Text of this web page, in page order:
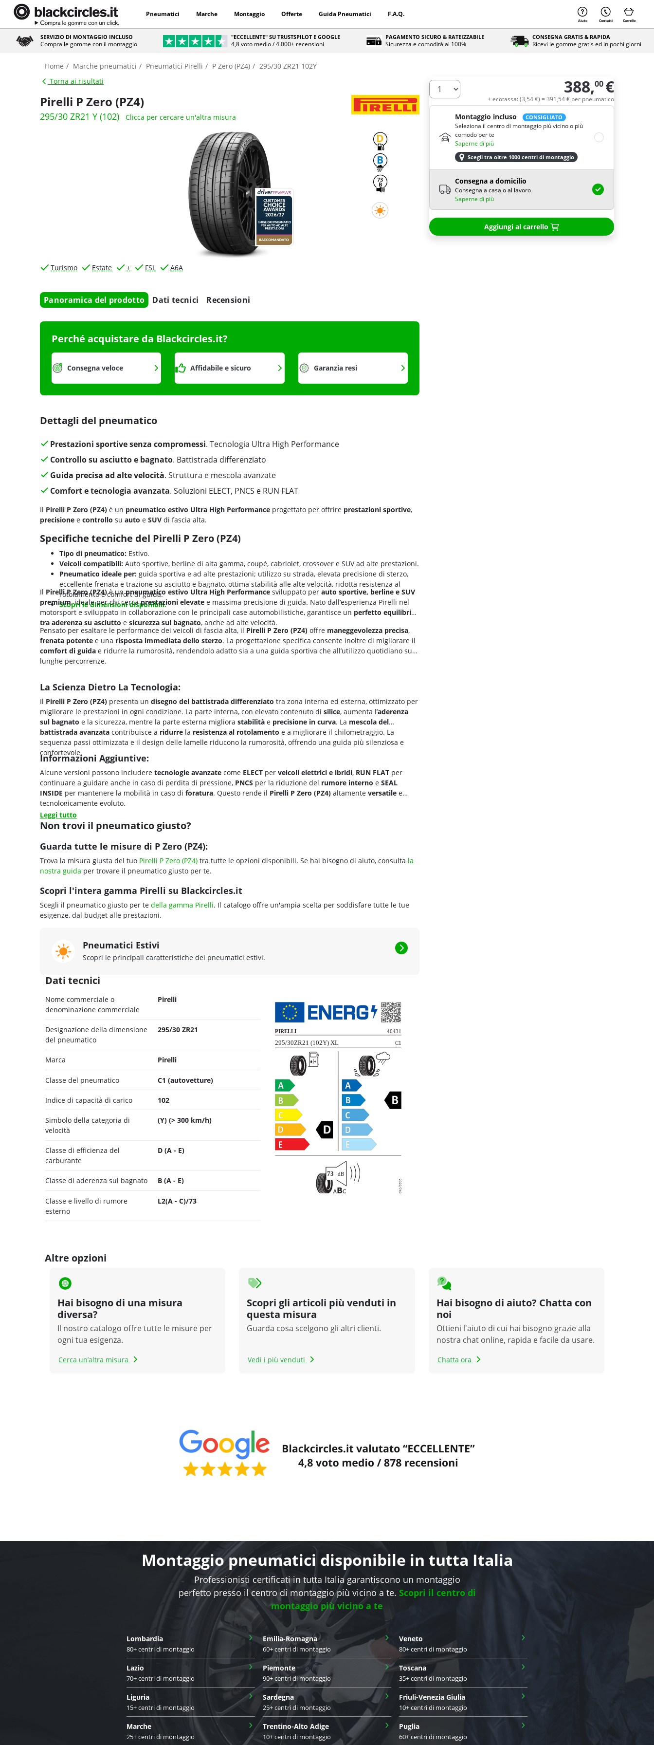
Pneumatici Marche Montaggio Offerte Guida Pneumatici F.A.Q.
Aiuto Contatti Carrello
SERVIZIO DI MONTAGGIO INCLUSO
Compra le gomme con il montaggio
"ECCELLENTE" SU TRUSTSPILOT E GOOGLE
4,8 voto medio / 4.000+ recensioni
PAGAMENTO SICURO & RATEIZZABILE
Sicurezza e comodità al 100%
CONSEGNA GRATIS & RAPIDA
Ricevi le gomme gratis ed in pochi giorni
Home Marche pneumatici Pneumatici Pirelli P Zero (PZ4)
295/30 ZR21 102Y
Torna ai risultati
Pirelli P Zero (PZ4)
295/30 ZR21 Y (102) Clicca per cercare un'altra misura
D
B
73
B
Turismo Estate + FSL A6A
Panoramica del prodotto Dati tecnici Recensioni
Perché acquistare da Blackcircles.it?
Consegna veloce Affidabile e sicuro Garanzia resi
Dettagli del pneumatico
Prestazioni sportive senza compromessi. Tecnologia Ultra High Performance
Controllo su asciutto e bagnato. Battistrada differenziato
Guida precisa ad alte velocità. Struttura e mescola avanzate
Comfort e tecnologia avanzata. Soluzioni ELECT, PNCS e RUN FLAT
Il Pirelli P Zero (PZ4) è un pneumatico estivo Ultra High Performance progettato per offrire prestazioni sportive,
precisione e controllo su auto e SUV di fascia alta.
Specifiche tecniche del Pirelli P Zero (PZ4)
Tipo di pneumatico: Estivo.
Veicoli compatibili: Auto sportive, berline di alta gamma, coupé, cabriolet, crossover e SUV ad alte prestazioni.
Pneumatico ideale per: guida sportiva e ad alte prestazioni; utilizzo su strada, elevata precisione di sterzo,
eccellente frenata e trazione su asciutto e bagnato, ottima stabilità alle alte velocità, ridotta resistenza al
rotolamento e comfort di guida.
Scopri le dimensioni disponibili.
Il Pirelli P Zero (PZ4)è unpneumatico estivo Ultra High Performance sviluppato per auto sportive, berline e SUV
premium, ideale per chi cercaprestazioni elevate e massima precisione di guida. Nato dall’esperienza Pirelli nel
motorsport e sviluppato in collaborazione con le principali case automobilistiche, garantisce un perfetto equilibrio
tra aderenza su asciutto e sicurezza sul bagnato, anche ad alte velocità.
Pensato per esaltare le performance dei veicoli di fascia alta, il Pirelli P Zero (PZ4) offre maneggevolezza precisa,
frenata potente e una risposta immediata dello sterzo. La progettazione specifica consente inoltre di migliorare il
comfort di guida e ridurre la rumorosità, rendendolo adatto sia a una guida sportiva che all’utilizzo quotidiano su
lunghe percorrenze.
La Scienza Dietro La Tecnologia:
Il Pirelli P Zero (PZ4) presenta un disegno del battistrada differenziato tra zona interna ed esterna, ottimizzato per
migliorare le prestazioni in ogni condizione. La parte interna, con elevato contenuto di silice, aumenta l’aderenza
sul bagnato e la sicurezza, mentre la parte esterna migliora stabilità e precisione in curva. La mescola del
battistrada avanzata contribuisce a ridurre la resistenza al rotolamento e a migliorare il chilometraggio. La
sequenza passi ottimizzata e il design delle lamelle riducono la rumorosità, offrendo una guida più silenziosa e
confortevole.
Informazioni Aggiuntive:
Alcune versioni possono includere tecnologie avanzate come ELECT per veicoli elettrici e ibridi, RUN FLAT per
continuare a guidare anche in caso di perdita di pressione, PNCS per la riduzione del rumore interno e SEAL
INSIDE per mantenere la mobilità in caso di foratura. Questo rende il Pirelli P Zero (PZ4) altamente versatile e
tecnologicamente evoluto.
Leggi tutto
Non trovi il pneumatico giusto?
Guarda tutte le misure di P Zero (PZ4):
Trova la misura giusta del tuo Pirelli P Zero (PZ4) tra tutte le opzioni disponibili. Se hai bisogno di aiuto, consulta la
nostra guida per trovare il pneumatico giusto per te.
Scopri l'intera gamma Pirelli su Blackcircles.it
Scegli il pneumatico giusto per te della gamma Pirelli. Il catalogo offre un'ampia scelta per soddisfare tutte le tue
esigenze, dal budget alle prestazioni.
Pneumatici Estivi
Scopri le principali caratteristiche dei pneumatici estivi.
Dati tecnici
Nome commerciale o
denominazione commerciale
Pirelli
Designazione della dimensione
del pneumatico
295/30 ZR21
Marca Pirelli
Classe del pneumatico C1 (autovetture)
Indice di capacità di carico 102
Simbolo della categoria di
velocità
(Y) (> 300 km/h)
Classe di efficienza del
carburante
D (A - E)
Classe di aderenza sul bagnato B (A - E)
Classe e livello di rumore
esterno
L2(A - C)/73
Quantità 388,00 €
+ ecotassa: (3,54€) = 391,54€ per pneumatico
Montaggio incluso CONSIGLIATO
Seleziona il centro di montaggio più vicino o più
comodo per te
Saperne di più
Scegli tra oltre 1000 centri di montaggio
Consegna a domicilio
Consegna a casa o al lavoro
Saperne di più
Aggiungi al carrello
Altre opzioni
Hai bisogno di una misura
diversa?
Il nostro catalogo offre tutte le misure per
ogni tua esigenza.
Cerca un’altra misura
Scopri gli articoli più venduti in
questa misura
Guarda cosa scelgono gli altri clienti.
Vedi i più venduti
Hai bisogno di aiuto? Chatta con
noi
Ottieni l'aiuto di cui hai bisogno grazie alla
nostra chat online, rapida e facile da usare.
Chatta ora
Montaggio pneumatici disponibile in tutta Italia
Professionisti certificati in tutta Italia garantiscono un montaggio
perfetto presso il centro di montaggio più vicino a te. Scopri il centro di
montaggio più vicino a te
Lombardia
80+ centri di montaggio
› Emilia-Romagna
60+ centri di montaggio
› Veneto
80+ centri di montaggio
›
Lazio
70+ centri di montaggio
› Piemonte
90+ centri di montaggio
› Toscana
35+ centri di montaggio
›
Liguria
15+ centri di montaggio
› Sardegna
25+ centri di montaggio
› Friuli-Venezia Giulia
10+ centri di montaggio
›
Marche
25+ centri di montaggio
› Trentino-Alto Adige
10+ centri di montaggio
› Puglia
60+ centri di montaggio
›